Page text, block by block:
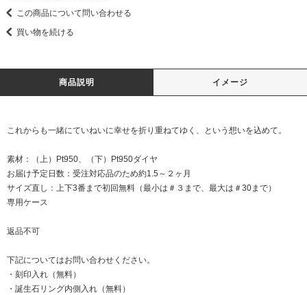
この商品について問い合わせる
買い物を続ける
商品説明 イメージ
これからも一緒にていねいに幸せを折り重ねてゆく、という想いを込めて。
素材：（上）Pt950、（下）Pt950ダイヤ
お届け予定日数：受注対応品のため約1.5～２ヶ月
サイズ直し：上下3番まで初回無料（最小は＃３まで、最大は＃30まで）
専用ケース
返品不可
下記についてはお問い合わせください。
・刻印入れ（無料）
・誕生石リング内側入れ（無料）